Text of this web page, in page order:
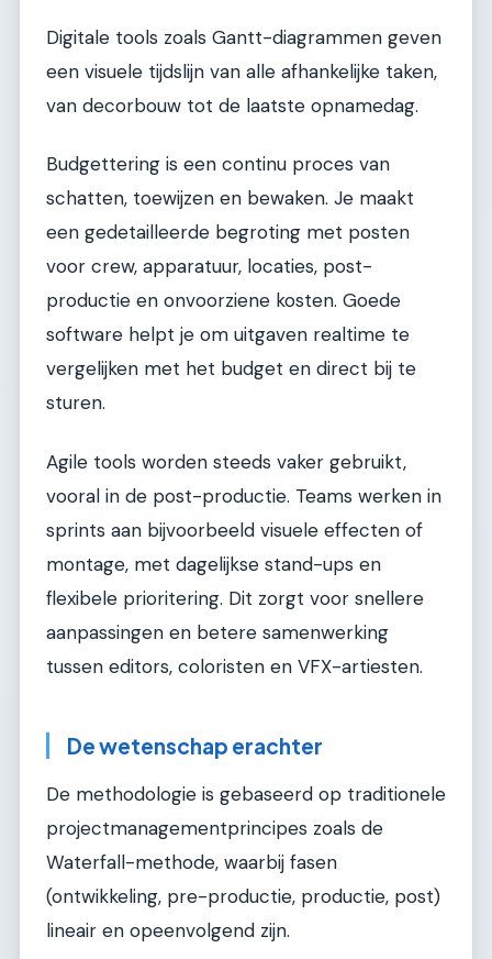
Digitale tools zoals Gantt-diagrammen geven
een visuele tijdslijn van alle afhankelijke taken,
van decorbouw tot de laatste opnamedag.
Budgettering is een continu proces van
schatten, toewijzen en bewaken. Je maakt
een gedetailleerde begroting met posten
voor crew, apparatuur, locaties, post-
productie en onvoorziene kosten. Goede
software helpt je om uitgaven realtime te
vergelijken met het budget en direct bij te
sturen.
Agile tools worden steeds vaker gebruikt,
vooral in de post-productie. Teams werken in
sprints aan bijvoorbeeld visuele effecten of
montage, met dagelijkse stand-ups en
flexibele prioritering. Dit zorgt voor snellere
aanpassingen en betere samenwerking
tussen editors, coloristen en VFX-artiesten.
De wetenschap erachter
De methodologie is gebaseerd op traditionele
projectmanagementprincipes zoals de
Waterfall-methode, waarbij fasen
(ontwikkeling, pre-productie, productie, post)
lineair en opeenvolgend zijn.